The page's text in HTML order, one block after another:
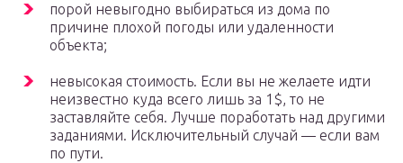
порой невыгодно выбираться из дома по
причине плохой погоды или удаленности
объекта;
невысокая стоимость. Если вы не желаете идти
неизвестно куда всего лишь за 1$, то не
заставляйте себя. Лучше поработать над другими
заданиями. Исключительный случай — если вам
по пути.